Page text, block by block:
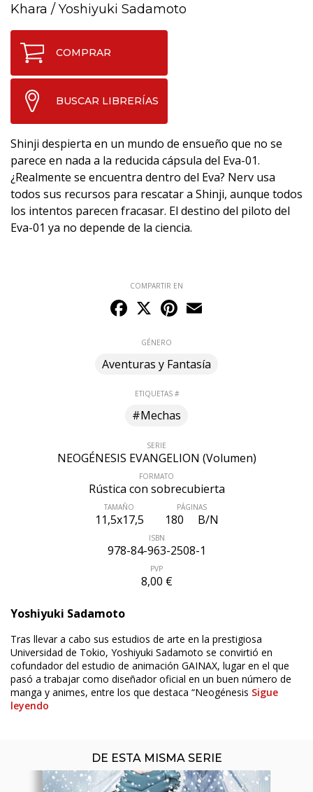
Khara / Yoshiyuki Sadamoto
COMPRAR
BUSCAR LIBRERÍAS
Shinji despierta en un mundo de ensueño que no se
parece en nada a la reducida cápsula del Eva-01.
¿Realmente se encuentra dentro del Eva? Nerv usa
todos sus recursos para rescatar a Shinji, aunque todos
los intentos parecen fracasar. El destino del piloto del
Eva-01 ya no depende de la ciencia.
COMPARTIR EN
Facebook
X Pinterest
GÉNERO
Aventuras y Fantasía
ETIQUETAS #
#Mechas
SERIE
NEOGÉNESIS EVANGELION (Volumen)
FORMATO
Rústica con sobrecubierta
TAMAÑO
11,5x17,5
PÁGINAS
180 B/N
ISBN
978-84-963-2508-1
PVP
8,00 €
Yoshiyuki Sadamoto
Tras llevar a cabo sus estudios de arte en la prestigiosa
Universidad de Tokio, Yoshiyuki Sadamoto se convirtió en
cofundador del estudio de animación GAINAX, lugar en el que
pasó a trabajar como diseñador oficial en un buen número de
manga y animes, entre los que destaca “Neogénesis Sigue
leyendo
DE ESTA MISMA SERIE
ÚLTIMO NÚMERO PUBLICADO